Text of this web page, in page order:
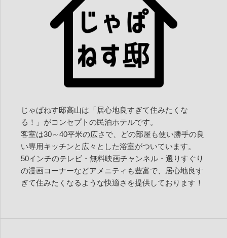
じゃぱねす邸高山は「居心地良すぎて住みたくな
る！」がコンセプトの民泊ホテルです。
客室は30～40平米の広さで、どの部屋も使い勝手の良
い専用キッチンと広々とした浴室がついています。
50インチのテレビ・無料映画チャンネル・選りすぐり
の漫画コーナーなどアメニティも豊富で、居心地良す
ぎて住みたくなるような快適さを提供しております！